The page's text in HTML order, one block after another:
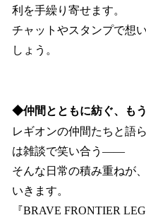
利を手繰り寄せます。
チャットやスタンプで想
しょう。
◆仲間とともに紡ぐ、も
レギオンの仲間たちと語
は雑談で笑い合う――
そんな日常の積み重ねが
いきます。
『BRAVE FRONTIER